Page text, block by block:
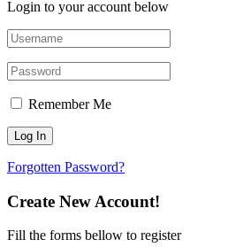
Login to your account below
Remember Me
Forgotten Password?
Create New Account!
Fill the forms bellow to register